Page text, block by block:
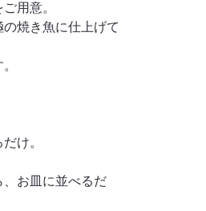
用意。
焼き魚に仕上げて
け。
、お皿に並べるだ